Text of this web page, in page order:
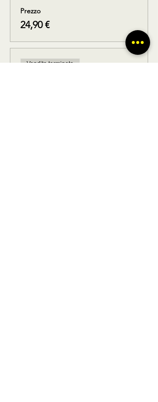
Prezzo
24,90 €
Vendita terminata